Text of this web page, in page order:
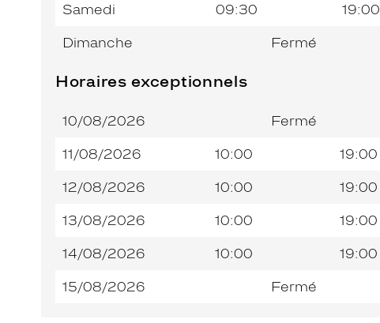
Samedi 09:30 19:00
Dimanche Fermé
Horaires exceptionnels
10/08/2026 Fermé
11/08/2026 10:00 19:00
12/08/2026 10:00 19:00
13/08/2026 10:00 19:00
14/08/2026 10:00 19:00
15/08/2026 Fermé